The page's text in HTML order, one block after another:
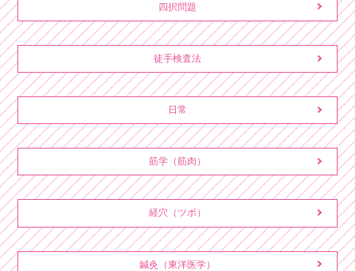
四択問題
徒手検査法
日常
筋学（筋肉）
経穴（ツボ）
鍼灸（東洋医学）